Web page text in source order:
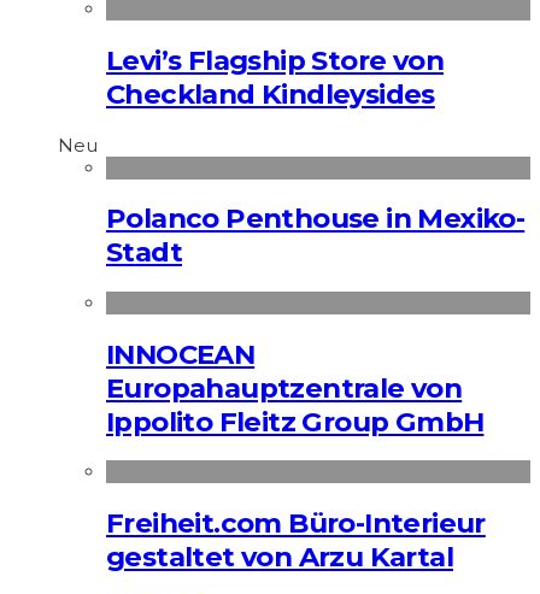
Levi’s Flagship Store von
Checkland Kindleysides
Neu
Polanco Penthouse in Mexiko-
Stadt
INNOCEAN
Europahauptzentrale von
Ippolito Fleitz Group GmbH
Freiheit.com Büro-Interieur
gestaltet von Arzu Kartal